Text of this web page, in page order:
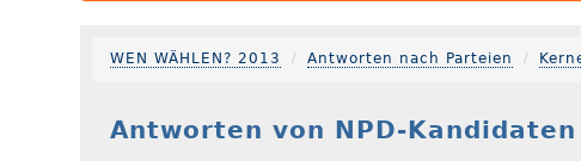
WEN WÄHLEN? 2013 Antworten nach Parteien
Antworten von NPD-